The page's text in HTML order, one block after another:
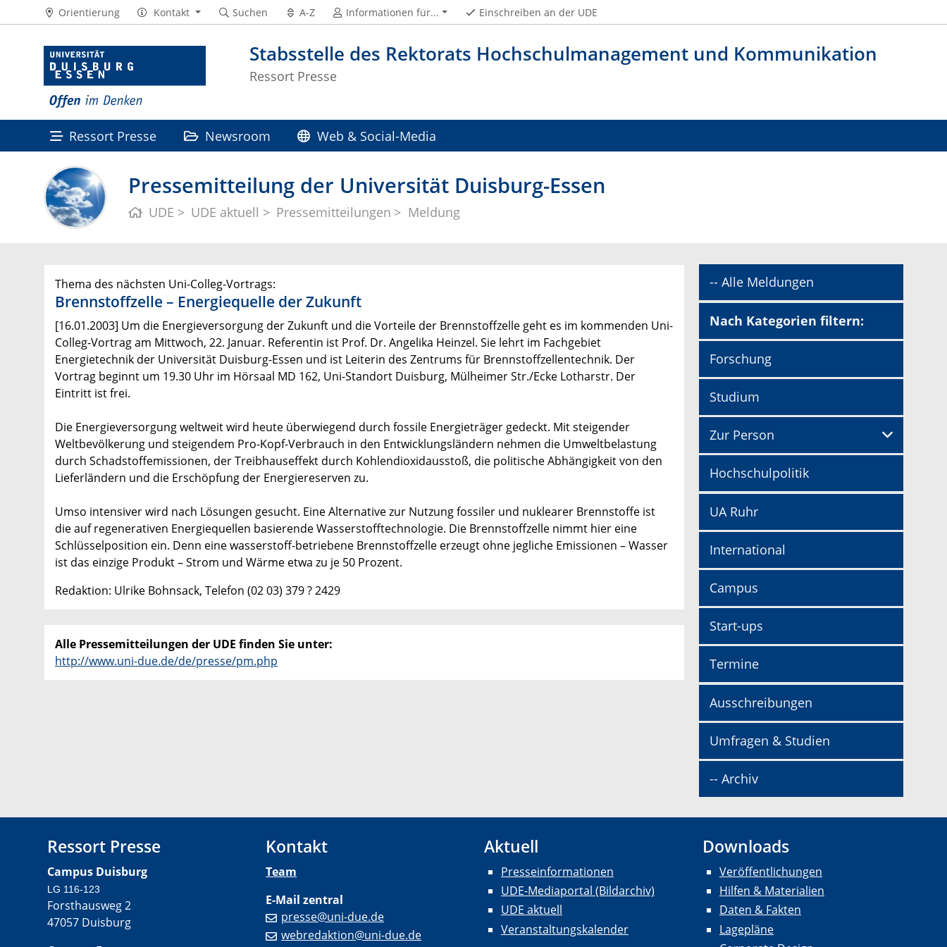
Stabsstelle des Rektorats Hochschulmanagement und Kommunikation
Ressort Presse
Orientierung Kontakt Suchen A-Z Informationen für... Einschreiben an der UDE
Ressort Presse Newsroom Web & Social-Media
Pressemitteilung der Universität Duisburg-Essen
UDE UDE aktuell Pressemitteilungen Meldung
Thema des nächsten Uni-Colleg-Vortrags:
Brennstoffzelle – Energiequelle der Zukunft
[16.01.2003] Um die Energieversorgung der Zukunft und die Vorteile der Brennstoffzelle geht es im kommenden Uni-
Colleg-Vortrag am Mittwoch, 22. Januar. Referentin ist Prof. Dr. Angelika Heinzel. Sie lehrt im Fachgebiet
Energietechnik der Universität Duisburg-Essen und ist Leiterin des Zentrums für Brennstoffzellentechnik. Der
Vortrag beginnt um 19.30 Uhr im Hörsaal MD 162, Uni-Standort Duisburg, Mülheimer Str./Ecke Lotharstr. Der
Eintritt ist frei.
Die Energieversorgung weltweit wird heute überwiegend durch fossile Energieträger gedeckt. Mit steigender
Weltbevölkerung und steigendem Pro-Kopf-Verbrauch in den Entwicklungsländern nehmen die Umweltbelastung
durch Schadstoffemissionen, der Treibhauseffekt durch Kohlendioxidausstoß, die politische Abhängigkeit von den
Lieferländern und die Erschöpfung der Energiereserven zu.
Umso intensiver wird nach Lösungen gesucht. Eine Alternative zur Nutzung fossiler und nuklearer Brennstoffe ist
die auf regenerativen Energiequellen basierende Wasserstofftechnologie. Die Brennstoffzelle nimmt hier eine
Schlüsselposition ein. Denn eine wasserstoff-betriebene Brennstoffzelle erzeugt ohne jegliche Emissionen – Wasser
ist das einzige Produkt – Strom und Wärme etwa zu je 50 Prozent.
Redaktion: Ulrike Bohnsack, Telefon (02 03) 379 ? 2429
Alle Pressemitteilungen der UDE finden Sie unter:
http://www.uni-due.de/de/presse/pm.php
-- Alle Meldungen
Nach Kategorien filtern:
Forschung
Studium
Zur Person
Hochschulpolitik
UA Ruhr
International
Campus
Start-ups
Termine
Ausschreibungen
Umfragen & Studien
-- Archiv
Ressort Presse
Campus Duisburg
LG 116-123
Forsthausweg 2
47057 Duisburg
Kontakt
Team
E-Mail zentral
presse@uni-due.de
webredaktion@uni-due.de
Aktuell
Presseinformationen
UDE-Mediaportal (Bildarchiv)
UDE aktuell
Veranstaltungskalender
Downloads
Veröffentlichungen
Hilfen & Materialien
Daten & Fakten
Lagepläne